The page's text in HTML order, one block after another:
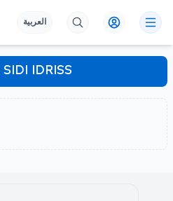
العربية
SIDI IDRISS